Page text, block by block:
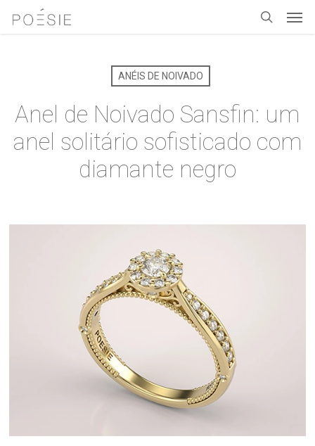
ANÉIS DE NOIVADO
Anel de Noivado Sansfin: um
anel solitário sofisticado com
diamante negro